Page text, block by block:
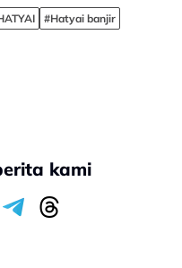
#Hatyai banjir
kami